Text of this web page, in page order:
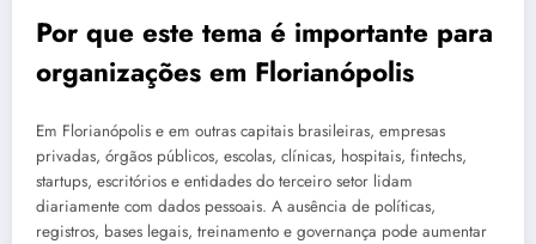
Por que este tema é importante para
organizações em Florianópolis
Em Florianópolis e em outras capitais brasileiras, empresas
privadas, órgãos públicos, escolas, clínicas, hospitais, fintechs,
startups, escritórios e entidades do terceiro setor lidam
diariamente com dados pessoais. A ausência de políticas,
registros, bases legais, treinamento e governança pode aumentar